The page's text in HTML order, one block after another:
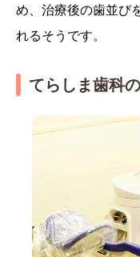
め、治療後の歯並び
れるそうです。
てらしま歯科